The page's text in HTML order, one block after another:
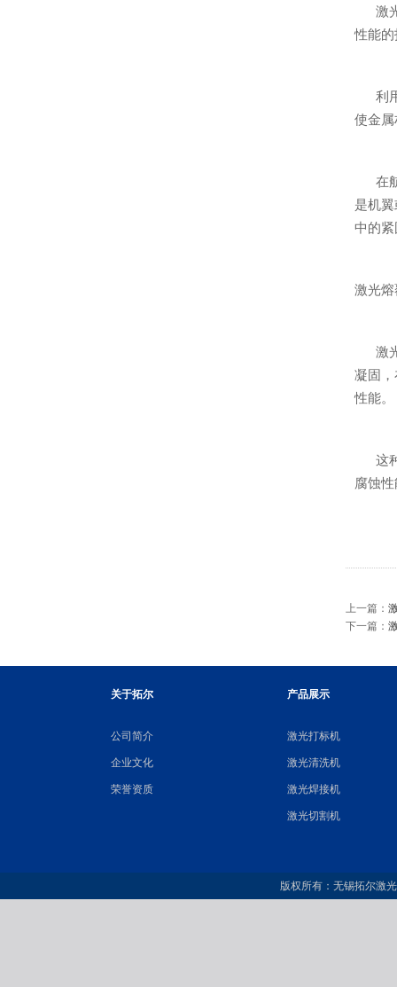
激
性能
利
使金
在
是机
中的
激光熔
激
凝固
性能。
这
腐蚀
上一篇：
下一篇：
关于拓尔
公司简介
企业文化
荣誉资质
产品展示
激光打标机
激光清洗机
激光焊接机
激光切割机
版权所有：无锡拓尔激